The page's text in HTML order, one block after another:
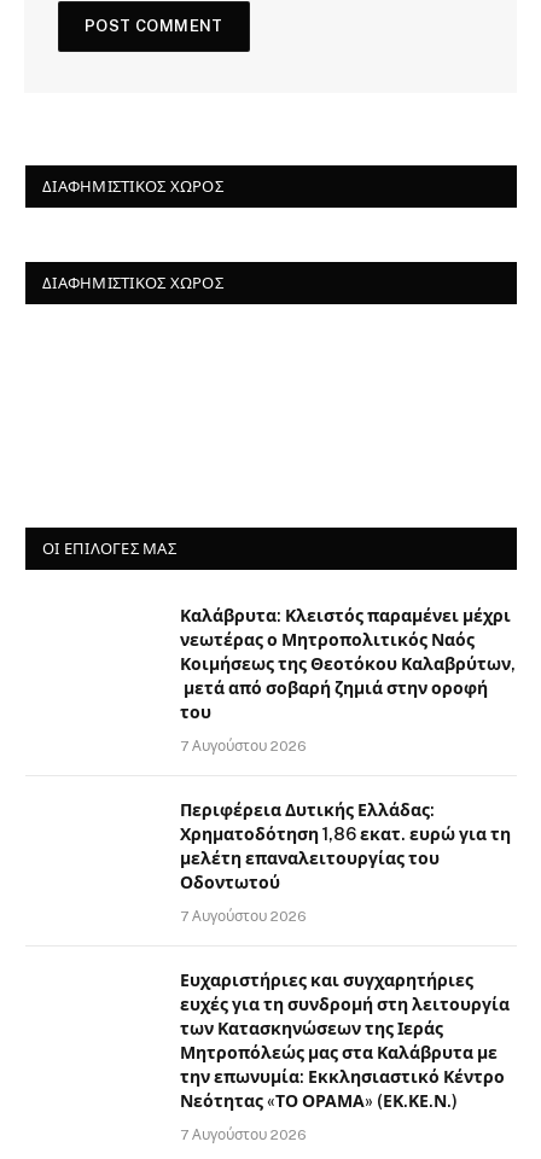
ΔΙΑΦΗΜΙΣΤΙΚΌΣ ΧΏΡΟΣ
ΔΙΑΦΗΜΙΣΤΙΚΌΣ ΧΏΡΟΣ
ΟΙ ΕΠΙΛΟΓΈΣ ΜΑΣ
Καλάβρυτα: Κλειστός παραμένει μέχρι
νεωτέρας ο Μητροπολιτικός Ναός
Κοιμήσεως της Θεοτόκου Καλαβρύτων,
μετά από σοβαρή ζημιά στην οροφή
του
7 Αυγούστου 2026
Περιφέρεια Δυτικής Ελλάδας:
Χρηματοδότηση 1,86 εκατ. ευρώ για τη
μελέτη επαναλειτουργίας του
Οδοντωτού
7 Αυγούστου 2026
Ευχαριστήριες και συγχαρητήριες
ευχές για τη συνδρομή στη λειτουργία
των Κατασκηνώσεων της Ιεράς
Μητροπόλεώς μας στα Καλάβρυτα με
την επωνυμία: Εκκλησιαστικό Κέντρο
Νεότητας «ΤΟ ΟΡΑΜΑ» (ΕΚ.ΚΕ.Ν.)
7 Αυγούστου 2026